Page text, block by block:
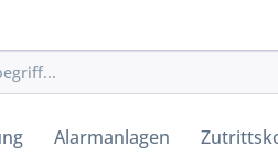
Alarmanlagen